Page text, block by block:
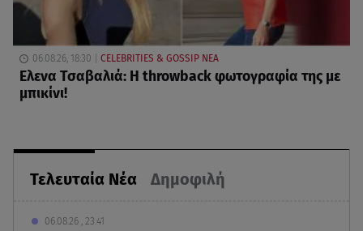
Τελευταία Νέα Δημοφιλή
06.08.26 , 23:41
06.08.26, 18:30 CELEBRITIES & GOSSIP ΝΕΑ
Ελενα Τσαβαλιά: Η throwback φωτογραφία της με
μπικίνι!